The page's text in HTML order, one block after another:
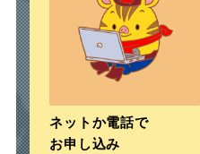
ネットか電話で
お申し込み